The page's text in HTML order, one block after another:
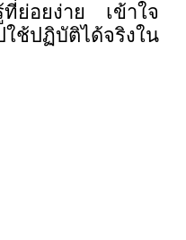
ย่อยง่าย เข้าใจ
ช้ปฏิบัติได้จริงใน